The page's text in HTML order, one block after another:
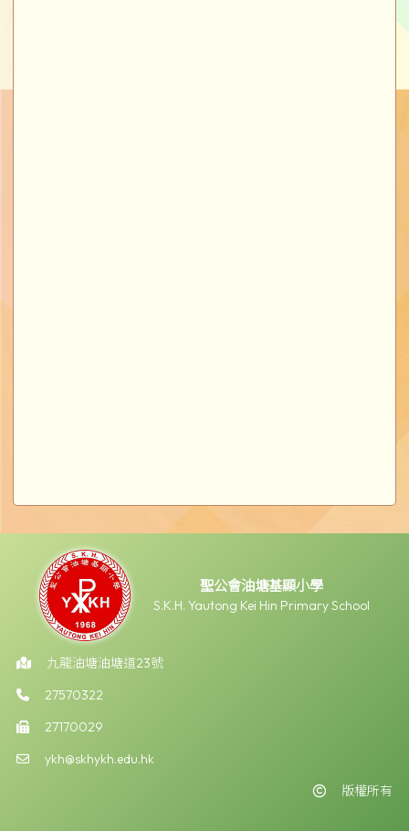
聖公會油塘基顯小學
S.K.H. Yautong Kei Hin Primary School
九龍油塘油塘道23號
27570322
27170029
ykh@skhykh.edu.hk
版權所有